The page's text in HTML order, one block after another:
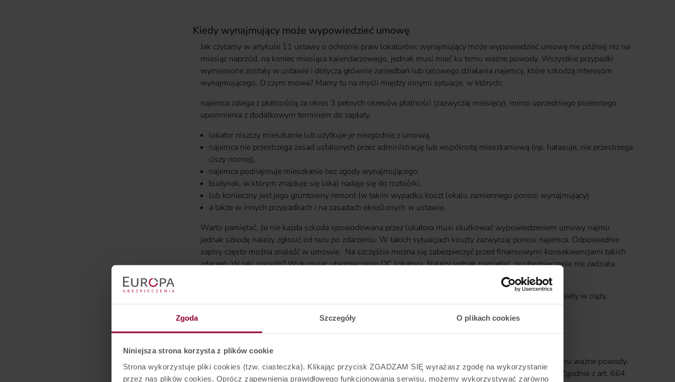
Zgoda Szczegóły O plikach cookies
Niniejsza strona korzysta z plików cookie
Strona wykorzystuje pliki cookies (tzw. ciasteczka). Klikając przycisk ZGADZAM SIĘ wyrażasz zgodę na wykorzystanie
przez nas plików cookies. Oprócz zapewnienia prawidłowego funkcjonowania serwisu, możemy wykorzystywać zarówno
Kiedy wynajmujący może wypowiedzieć umowę
Jak czytamy w artykule 11 ustawy o ochronie praw lokatorów: wynajmujący może wypowiedzieć umowę nie później niż na
miesiąc naprzód, na koniec miesiąca kalendarzowego, jednak musi mieć ku temu ważne powody. Wszystkie przypadki
wymienione zostały w ustawie i dotyczą głównie zaniedbań lub celowego działania najemcy, które szkodzą interesom
wynajmującego. O czym mowa? Mamy tu na myśli między innymi sytuacje, w których:
najemca zalega z płatnością za okres 3 pełnych okresów płatności (zazwyczaj miesięcy), mimo uprzedniego pisemnego
upomnienia z dodatkowym terminem do zapłaty,
lokator niszczy mieszkanie lub użytkuje je niezgodnie z umową,
najemca nie przestrzega zasad ustalonych przez administrację lub wspólnotę mieszkaniową (np. hałasuje, nie przestrzega
ciszy nocnej),
najemca podnajmuje mieszkanie bez zgody wynajmującego,
budynek, w którym znajduje się lokal nadaje się do rozbiórki,
lub konieczny jest jego gruntowny remont (w takim wypadku koszt lokalu zamiennego ponosi wynajmujący)
a także w innych przypadkach i na zasadach określonych w ustawie.
Warto pamiętać, że nie każda szkoda spowodowana przez lokatora musi skutkować wypowiedzeniem umowy najmu
jednak szkodę należy zgłosić od razu po zdarzeniu. W takich sytuacjach koszty zazwyczaj ponosi najemca. Odpowiednie
zapisy często można znaleźć w umowie. Na szczęście można się zabezpieczyć przed finansowymi konsekwencjami takich
zdarzeń. W jaki sposób? Wykupując ubezpieczenie OC lokatora. Należy jednak pamiętać, że ubezpieczenie nie zadziała
O czym jeszcze należy pamiętać? Dla określonych grup np. rodziny z dzieckiem, niepełnosprawni czy kobiety w ciąży,
Kiedy najemca może wypowiedzieć umowę ze skutkiem natychmiastowym
Warto wiedzieć, że najemca może wypowiedzieć umowę ze skutkiem natychmiastowym, jeśli ma ku temu ważne powody,
związane z wadą lokalu, która uniemożliwia jego użytkowanie albo zagraża życiu lub zdrowiu najemcy. Zgodnie z art. 664